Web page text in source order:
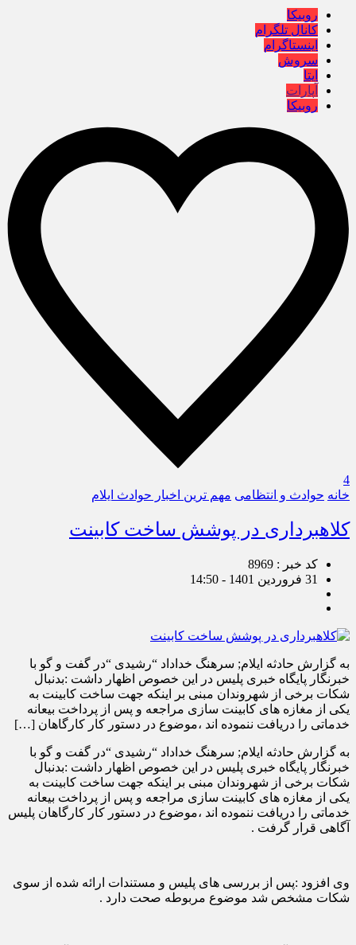
روبیکا
کانال تلگرام
اینستاگرام
سروش
ایتا
آپارات
روبیکا
4
خانه حوادث و انتظامی مهم ترین اخبار حوادث ایلام
کلاهبرداری در پوشش ساخت کابینت
کد خبر : 8969
31 فروردین 1401 - 14:50
به گزارش حادثه ایلام; سرهنگ خداداد “رشیدی “در گفت و گو با
خبرنگار پایگاه خبری پلیس در این خصوص اظهار داشت :بدنبال
شکات برخی از شهروندان مبنی بر اینکه جهت ساخت کابینت به
یکی از مغازه های کابینت سازی مراجعه و پس از پرداخت بیعانه
خدماتی را دریافت ننموده اند ،موضوع در دستور کار کارگاهان […]
به گزارش حادثه ایلام; سرهنگ خداداد “رشیدی “در گفت و گو با
خبرنگار پایگاه خبری پلیس در این خصوص اظهار داشت :بدنبال
شکات برخی از شهروندان مبنی بر اینکه جهت ساخت کابینت به
یکی از مغازه های کابینت سازی مراجعه و پس از پرداخت بیعانه
خدماتی را دریافت ننموده اند ،موضوع در دستور کار کارگاهان پلیس
آگاهی قرار گرفت .
وی افزود :پس از بررسی های پلیس و مستندات ارائه شده از سوی
شکات مشخص شد موضوع مربوطه صحت دارد .